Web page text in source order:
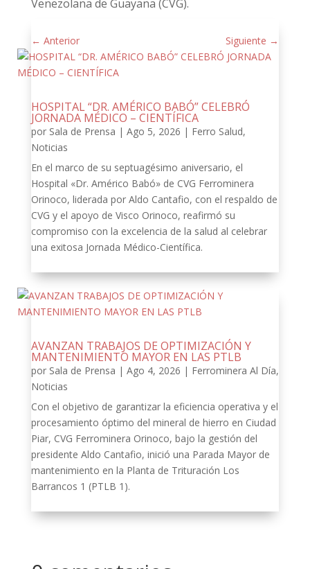
Venezolana de Guayana (CVG).
← Anterior Siguiente →
HOSPITAL “DR. AMÉRICO BABÓ” CELEBRÓ
JORNADA MÉDICO – CIENTÍFICA
por Sala de Prensa | Ago 5, 2026 | Ferro Salud,
Noticias
En el marco de su septuagésimo aniversario, el
Hospital «Dr. Américo Babó» de CVG Ferrominera
Orinoco, liderada por Aldo Cantafio, con el respaldo de
CVG y el apoyo de Visco Orinoco, reafirmó su
compromiso con la excelencia de la salud al celebrar
una exitosa Jornada Médico-Científica.
AVANZAN TRABAJOS DE OPTIMIZACIÓN Y
MANTENIMIENTO MAYOR EN LAS PTLB
por Sala de Prensa | Ago 4, 2026 | Ferrominera Al Día,
Noticias
Con el objetivo de garantizar la eficiencia operativa y el
procesamiento óptimo del mineral de hierro en Ciudad
Piar, CVG Ferrominera Orinoco, bajo la gestión del
presidente Aldo Cantafio, inició una Parada Mayor de
mantenimiento en la Planta de Trituración Los
Barrancos 1 (PTLB 1).